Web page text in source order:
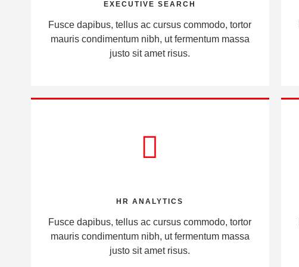
EXECUTIVE SEARCH
Fusce dapibus, tellus ac cursus commodo, tortor
mauris condimentum nibh, ut fermentum massa
justo sit amet risus.
HR ANALYTICS
Fusce dapibus, tellus ac cursus commodo, tortor
mauris condimentum nibh, ut fermentum massa
justo sit amet risus.